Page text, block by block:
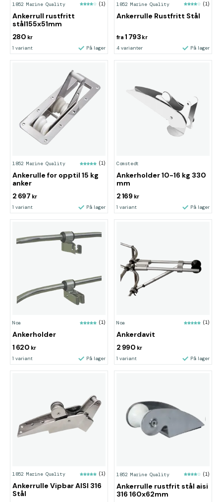
1852 Marine Quality (1)
Ankerrull rustfritt
stål155x51mm
280 kr
1 variant På lager
1852 Marine Quality (1)
Ankerrulle Rustfritt Stål
fra 1 793 kr
4 varianter På lager
1852 Marine Quality (1)
Ankerulle for opptil 15 kg
anker
2 697 kr
1 variant På lager
Comstedt
Ankerholder 10-16 kg 330
mm
2 169 kr
1 variant På lager
Noa (1)
Ankerholder
1 620 kr
1 variant På lager
Noa (1)
Ankerdavit
2 990 kr
1 variant På lager
1852 Marine Quality (1)
Ankerrulle Vipbar AISI 316
Stål
1852 Marine Quality (1)
Ankerrulle rustfrit stål aisi
316 160x62mm